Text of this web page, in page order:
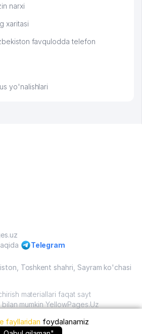
narxi
xaritasi
favqulodda telefon
yo'nalishlari
Telegram
Toshkent shahri, Sayram ko'chasi
materiallari faqat sayt
mumkin YellowPages.Uz
/ O'zbekiston "sariq
fayllaridan foydalanamiz